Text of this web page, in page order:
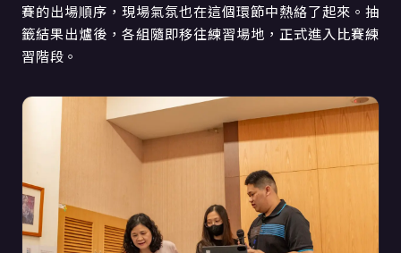
賽的出場順序，現場氣氛也在這個環節中熱絡了起來。抽
籤結果出爐後，各組隨即移往練習場地，正式進入比賽練
習階段。